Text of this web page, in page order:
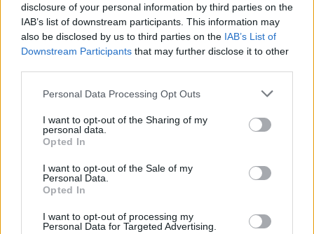
disclosure of your personal information by third parties on the
IAB’s list of downstream participants. This information may
also be disclosed by us to third parties on the IAB’s List of
Downstream Participants that may further disclose it to other
Please note that this website/app uses one or more Google
not limited to your visit or usage behaviour. You may click to
grant or deny consent to Google and its third-party tags to
use your data for below specified purposes in below Google
consent section.
Personal Data Processing Opt Outs
I want to opt-out of the Sharing of my
personal data.
Opted In
I want to opt-out of the Sale of my
Personal Data.
Opted In
I want to opt-out of processing my
Personal Data for Targeted Advertising.
hónapokban egyre erősödő politikai
szerepvállalása azonban jócskán
megnehezítette ezt.
Amerika Oroszország